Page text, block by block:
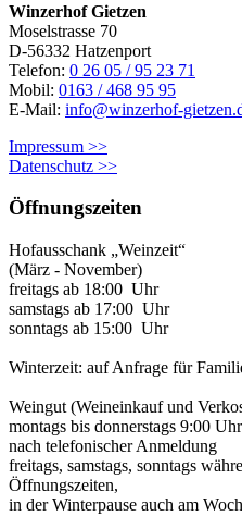
Winzerhof Gietzen
Moselstrasse 70
D-56332 Hatzenport
Telefon: 0 26 05 / 95 23 71
Mobil: 0163 / 468 95 95
E-Mail: info@winzerhof-
Impressum >>
Datenschutz >>
Öffnungszeiten
Hofausschank „Weinzeit“
(März - November)
freitags ab 18:00 Uhr
samstags ab 17:00 Uhr
sonntags ab 15:00 Uhr
Winterzeit: auf Anfrage für
Weingut (Weineinkauf und
montags bis donnerstags 9:00
nach telefonischer Anmeldung
freitags, samstags, sonntags
Öffnungszeiten,
in der Winterpause auch am